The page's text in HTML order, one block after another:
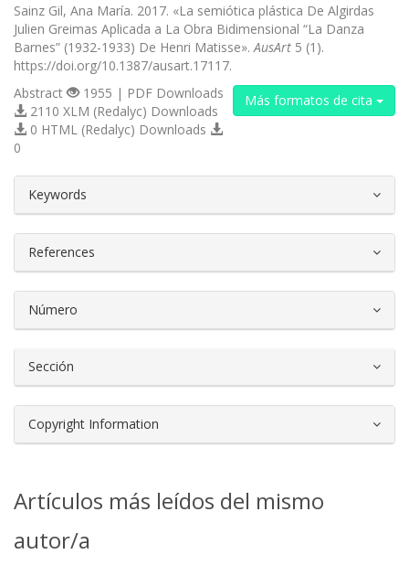
Sainz Gil, Ana María. 2017. «La semiótica plástica De Algirdas
Julien Greimas Aplicada a La Obra Bidimensional “La Danza
Barnes” (1932-1933) De Henri Matisse». AusArt 5 (1).
https://doi.org/10.1387/ausart.17117.
Más formatos de cita
Abstract
1955 | PDF Downloads
2110 XLM (Redalyc) Downloads
0 HTML (Redalyc) Downloads
0
Keywords
References
Número
Sección
Copyright Information
Artículos más leídos del mismo
autor/a